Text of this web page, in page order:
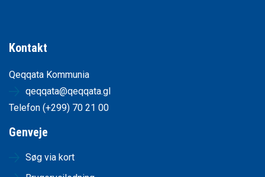
Kontakt
Qeqqata Kommunia
qeqqata@qeqqata.gl
Telefon (+299) 70 21 00
Genveje
Søg via kort